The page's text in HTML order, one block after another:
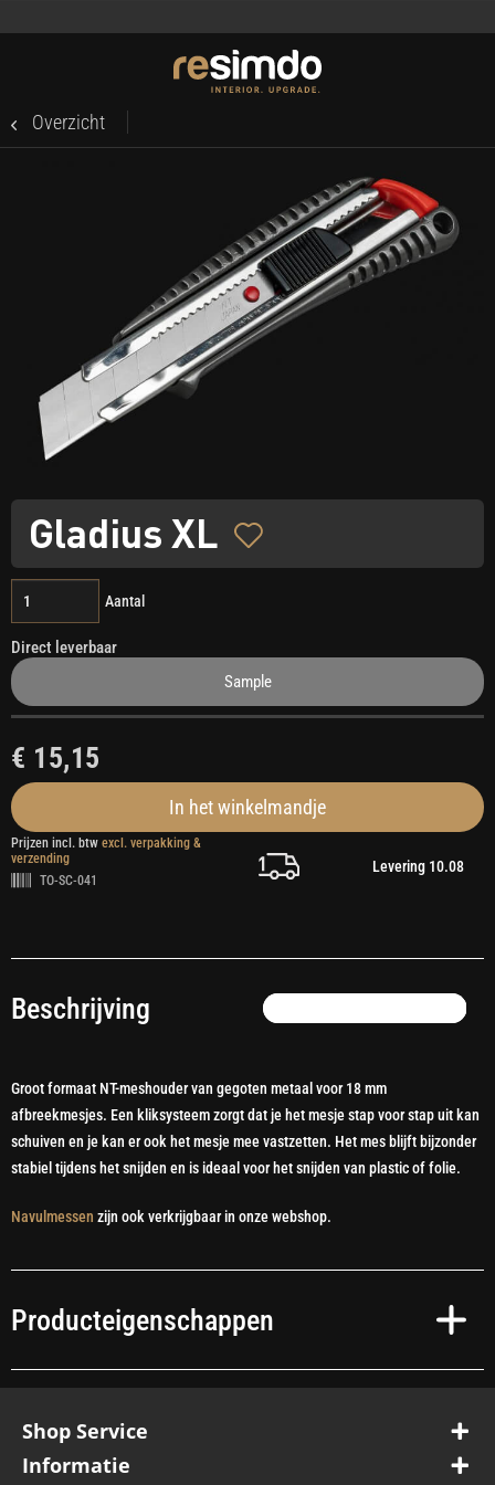
Overzicht
Gladius XL
Aantal
Direct leverbaar
Sample
€ 15,15
In het winkelmandje
Prijzen incl. btw excl. verpakking &
verzending
TO-SC-041
Levering 10.08
Beschrijving
Groot formaat NT-meshouder van gegoten metaal voor 18 mm
afbreekmesjes. Een kliksysteem zorgt dat je het mesje stap voor stap uit kan
schuiven en je kan er ook het mesje mee vastzetten. Het mes blijft bijzonder
stabiel tijdens het snijden en is ideaal voor het snijden van plastic of folie.
Navulmessen zijn ook verkrijgbaar in onze webshop.
Producteigenschappen
Shop Service
Informatie